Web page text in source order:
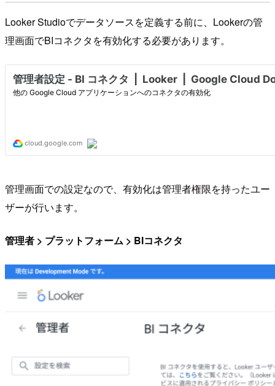
Looker Studioでデータソースを定義する前に、Lookerの管
理画面でBIコネクタを有効化する必要があります。
管理画面での設定なので、有効化は管理者権限を持ったユー
ザーが行います。
管理者 > プラットフォーム > BIコネクタ